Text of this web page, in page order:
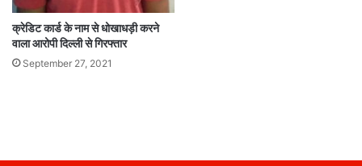
क्रेडिट कार्ड के नाम से धोखाधड़ी करने
वाला आरोपी दिल्ली से गिरफ्तार
September 27, 2021